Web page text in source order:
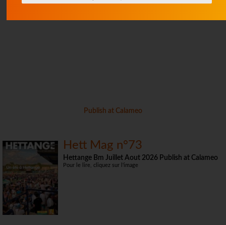
Publish at Calameo
Hett Mag n°73
Hettange Bm Juillet Aout 2026 Publish at Calameo
Pour le lire, cliquez sur l'image